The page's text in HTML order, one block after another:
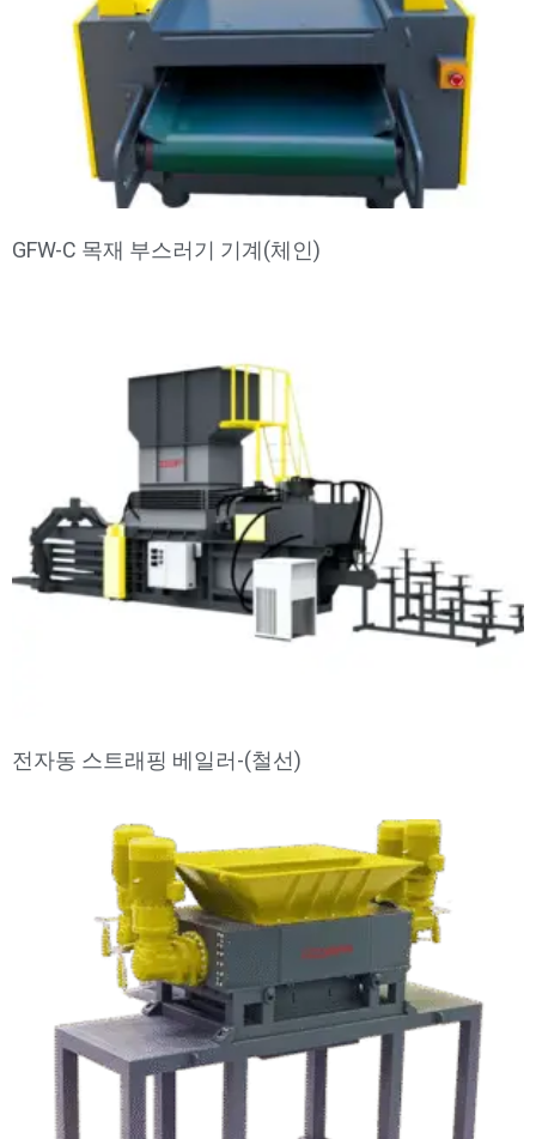
GFW-C 목재 부스러기 기계(체인)
전자동 스트래핑 베일러-(철선)